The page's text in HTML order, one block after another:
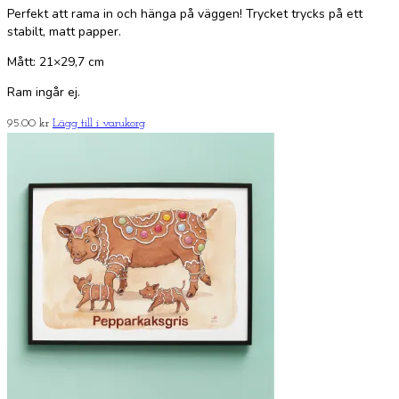
Perfekt att rama in och hänga på väggen! Trycket trycks på ett
stabilt, matt papper.
Mått: 21×29,7 cm
Ram ingår ej.
95.00 kr Lägg till i varukorg